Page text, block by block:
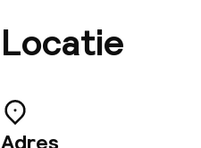
Zakelijke faciliteiten
Vergaderruimte
Locatie
Adres